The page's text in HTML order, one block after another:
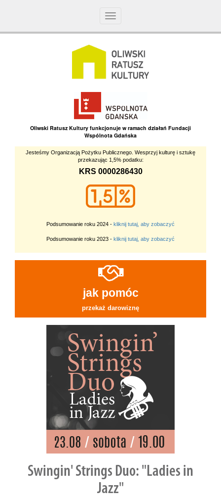
Toggle
Oliwski Ratusz Kultury funkcjonuje w ramach działań Fundacji
Wspólnota Gdańska
Jesteśmy Organizacją Pożytku Publicznego. Wesprzyj kulturę i sztukę
przekazując 1,5% podatku:
KRS 0000286430
Podsumowanie roku 2024 - kliknij tutaj, aby zobaczyć
Podsumowanie roku 2023 - kliknij tutaj, aby zobaczyć
jak pomóc
przekaż darowiznę
Swingin' Strings Duo: "Ladies in
Jazz"